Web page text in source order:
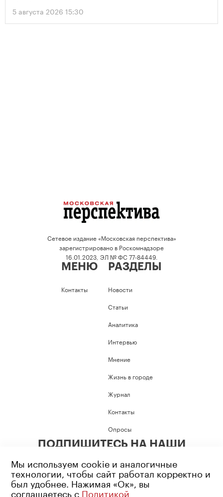
5 августа 2026 15:30
Сетевое издание «Московская перспектива»
зарегистрировано в Роскомнадзоре
16.01.2023, ЭЛ № ФС 77-84449.
МЕНЮ
Контакты
РАЗДЕЛЫ
Новости
Статьи
Аналитика
Интервью
Мнение
Жизнь в городе
Журнал
Контакты
Опросы
ПОДПИШИТЕСЬ НА НАШИ
Мы используем cookie и аналогичные
технологии, чтобы сайт работал корректно и
был удобнее. Нажимая «Ок», вы
соглашаетесь с Политикой